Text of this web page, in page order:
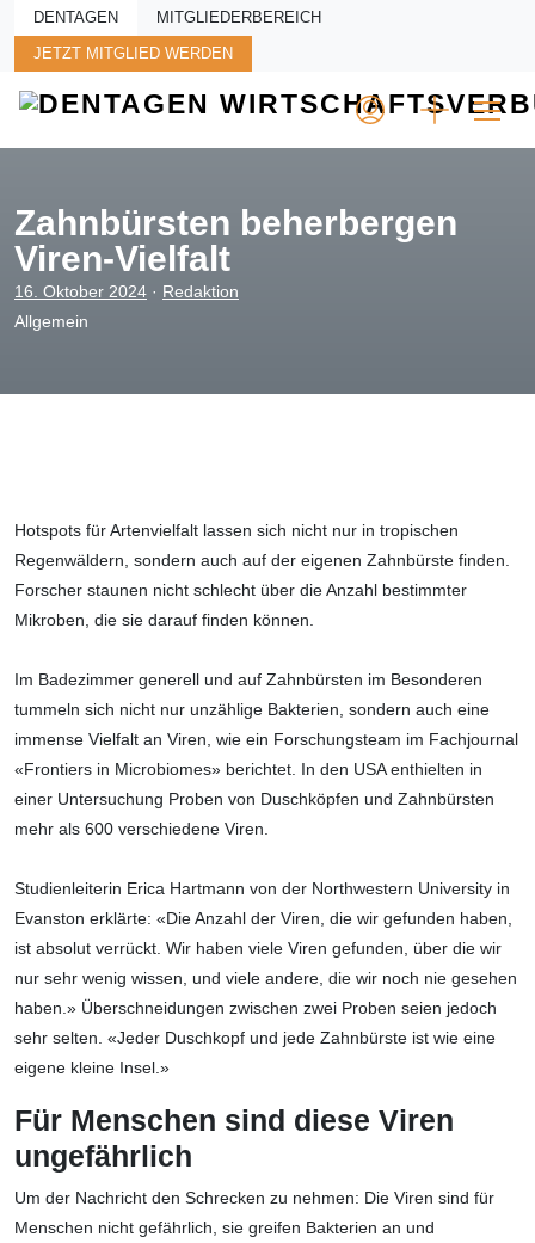
Skip to main content
DENTAGEN MITGLIEDERBEREICH
JETZT MITGLIED WERDEN
Zahnbürsten beherbergen
Viren-Vielfalt
16. Oktober 2024 · Redaktion
Allgemein
Hotspots für Artenvielfalt lassen sich nicht nur in tropischen
Regenwäldern, sondern auch auf der eigenen Zahnbürste finden.
Forscher staunen nicht schlecht über die Anzahl bestimmter
Mikroben, die sie darauf finden können.
Im Badezimmer generell und auf Zahnbürsten im Besonderen
tummeln sich nicht nur unzählige Bakterien, sondern auch eine
immense Vielfalt an Viren, wie ein Forschungsteam im Fachjournal
«Frontiers in Microbiomes» berichtet. In den USA enthielten in
einer Untersuchung Proben von Duschköpfen und Zahnbürsten
mehr als 600 verschiedene Viren.
Studienleiterin Erica Hartmann von der Northwestern University in
Evanston erklärte: «Die Anzahl der Viren, die wir gefunden haben,
ist absolut verrückt. Wir haben viele Viren gefunden, über die wir
nur sehr wenig wissen, und viele andere, die wir noch nie gesehen
haben.» Überschneidungen zwischen zwei Proben seien jedoch
sehr selten. «Jeder Duschkopf und jede Zahnbürste ist wie eine
eigene kleine Insel.»
Für Menschen sind diese Viren
ungefährlich
Um der Nachricht den Schrecken zu nehmen: Die Viren sind für
Menschen nicht gefährlich, sie greifen Bakterien an und